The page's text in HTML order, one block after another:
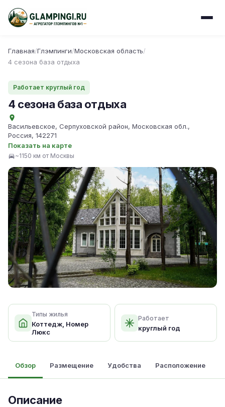
Главная/Глэмпинги/Московская область/
4 сезона база отдыха
Работает круглый год
4 сезона база отдыха
Васильевское, Серпуховской район, Московская обл.,
Россия, 142271
Показать на карте
~1150 км от Москвы
Типы жилья
Коттедж, Номер
Люкс
Работает
круглый год
Обзор Размещение Удобства Расположение
Описание